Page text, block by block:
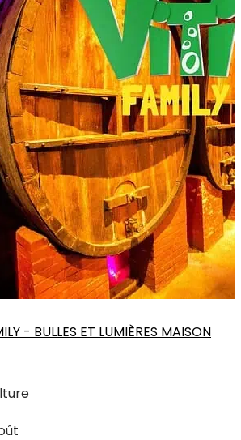
- BULLES ET LUMIÈRES MAISON